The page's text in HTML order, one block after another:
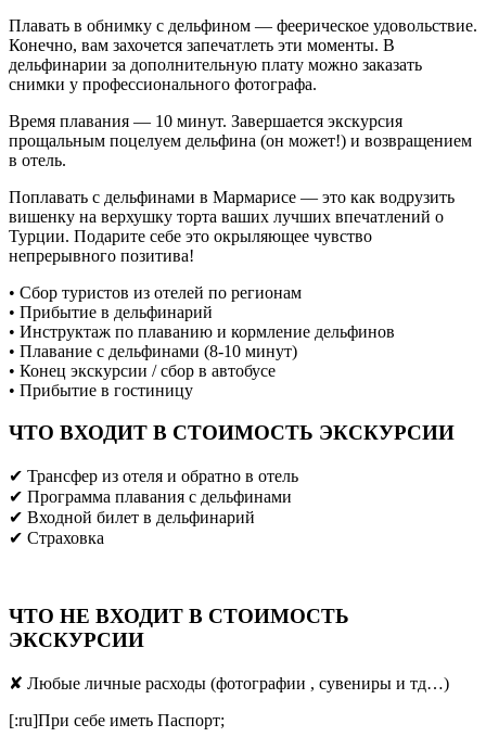
Плавать в обнимку с дельфином — феерическое удовольствие.
Конечно, вам захочется запечатлеть эти моменты. В
дельфинарии за дополнительную плату можно заказать
снимки у профессионального фотографа.
Время плавания — 10 минут. Завершается экскурсия
прощальным поцелуем дельфина (он может!) и возвращением
в отель.
Поплавать с дельфинами в Мармарисе — это как водрузить
вишенку на верхушку торта ваших лучших впечатлений о
Турции. Подарите себе это окрыляющее чувство
непрерывного позитива!
• Сбор туристов из отелей по регионам
• Прибытие в дельфинарий
• Инструктаж по плаванию и кормление дельфинов
• Плавание с дельфинами (8-10 минут)
• Конец экскурсии / сбор в автобусе
• Прибытие в гостиницу
ЧТО ВХОДИТ В СТОИМОСТЬ ЭКСКУРСИИ
✔ Трансфер из отеля и обратно в отель
✔ Программа плавания с дельфинами
✔ Входной билет в дельфинарий
✔ Страховка
ЧТО НЕ ВХОДИТ В СТОИМОСТЬ
ЭКСКУРСИИ
✘ Любые личные расходы (фотографии , сувениры и тд…)
[:ru]При себе иметь Паспорт;